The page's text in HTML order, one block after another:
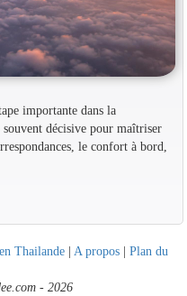
importante dans la
décisive pour maîtriser
le confort à bord,
Thailande | A propos | Plan du
- 2026